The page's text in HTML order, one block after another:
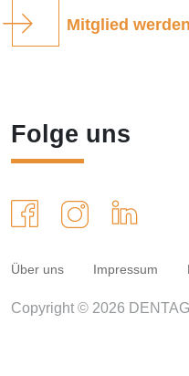
Mitglied werden
Folge uns
Über uns Impressum
Copyright © 2026